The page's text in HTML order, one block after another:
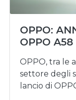
OPPO:
OPPO A58
OPPO, tra le
settore degli
lancio di